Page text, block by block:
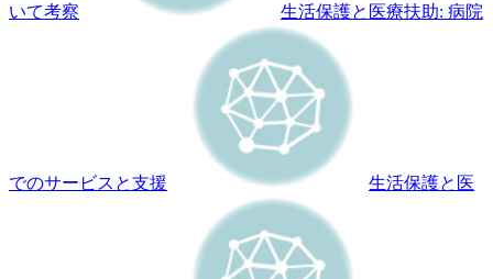
いて考察 生活保護と医療扶助: 病院
でのサービスと支援 生活保護と医